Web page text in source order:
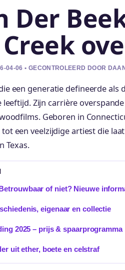
Der
Creek
04-06 • GECONTROLEERD DOOR
een generatie defineerde
Zijn carrière
Geboren in
een veelzijdige artiest die
Texas.
of niet? Nieuwe
eigenaar en collectie
2025 – prijs & spaarprogramma
uit ether, boete en celstraf